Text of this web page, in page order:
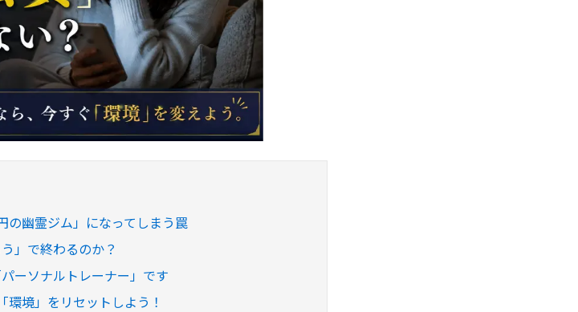
の幽霊ジム」になってしまう罠
」で終わるのか？
ーソナルトレーナー」です
境」をリセットしよう！